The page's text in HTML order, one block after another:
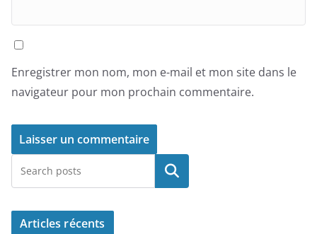
Enregistrer mon nom, mon e-mail et mon site dans le
navigateur pour mon prochain commentaire.
Rechercher
Articles récents